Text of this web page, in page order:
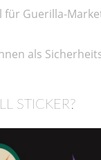
für Guerilla-
als
STICKER?